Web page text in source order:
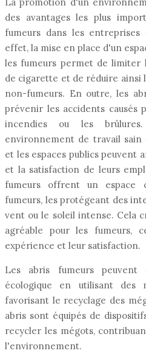
des avantages les plus
fumeurs dans les entreprises
effet, la mise en place d'un
les fumeurs permet de limiter
de cigarette et de réduire ainsi
non-fumeurs. En outre, les
prévenir les accidents causés
incendies ou les
environnement de travail sain
et les espaces publics peuvent
et la satisfaction de leurs
fumeurs offrent un espace
fumeurs, les protégeant des
vent ou le soleil intense. Cela
agréable pour les fumeurs,
expérience et leur satisfaction.
Les abris fumeurs
écologique en utilisant des
favorisant le recyclage des
abris sont équipés de
recycler les mégots,
l'environnement.